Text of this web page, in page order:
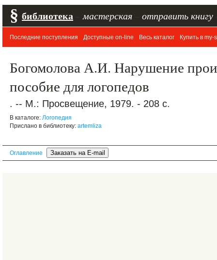
§ библиотека мастерская отправить книгу
Последние поступления Доступные on-line Весь каталог Купить в my-
Богомолова А.И. Нарушение
пособие для логопедов
. -- М.: Просвещение, 1979. - 208 с.
В каталоге: Логопедия
Прислано в библиотеку: artemliza
Оглавление